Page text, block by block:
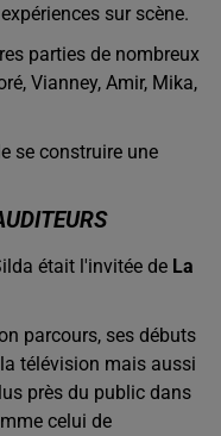
sur scène.
parties de nombreux
, Vianney, Amir, Mika,
se construire une
était l'invitée de La
parcours, ses débuts
télévision mais aussi
près du public dans
celui de